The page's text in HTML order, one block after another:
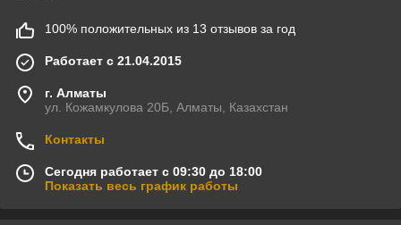
100% положительных из 13 отзывов за год
Работает с 21.04.2015
г. Алматы
ул. Кожамкулова 20Б, Алматы, Казахстан
Контакты
Сегодня работает с 09:30 до 18:00
Показать весь график работы